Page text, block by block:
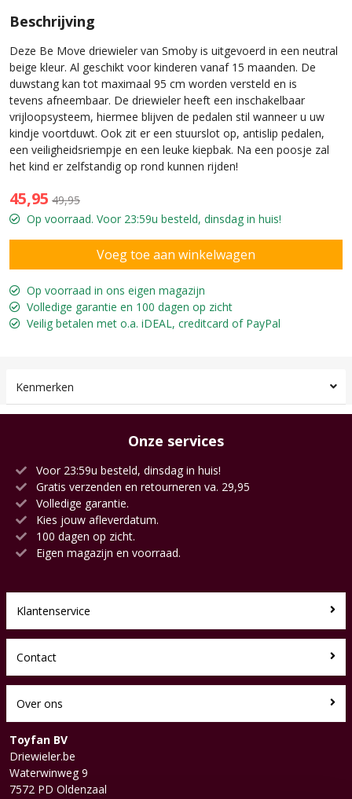
Beschrijving
Deze Be Move driewieler van Smoby is uitgevoerd in een neutral
beige kleur. Al geschikt voor kinderen vanaf 15 maanden. De
duwstang kan tot maximaal 95 cm worden versteld en is
tevens afneembaar. De driewieler heeft een inschakelbaar
vrijloopsysteem, hiermee blijven de pedalen stil wanneer u uw
kindje voortduwt. Ook zit er een stuurslot op, antislip pedalen,
een veiligheidsriempje en een leuke kiepbak. Na een poosje zal
het kind er zelfstandig op rond kunnen rijden!
45,95 49,95
Op voorraad. Voor 23:59u besteld, dinsdag in huis!
Op voorraad in ons eigen magazijn
Volledige garantie en 100 dagen op zicht
Veilig betalen met o.a. iDEAL, creditcard of PayPal
Kenmerken
Onze services
Voor 23:59u besteld, dinsdag in huis!
Gratis verzenden en retourneren va. 29,95
Volledige garantie.
Kies jouw afleverdatum.
100 dagen op zicht.
Eigen magazijn en voorraad.
Klantenservice
Contact
Over ons
Toyfan BV
Driewieler.be
Waterwinweg 9
7572 PD Oldenzaal